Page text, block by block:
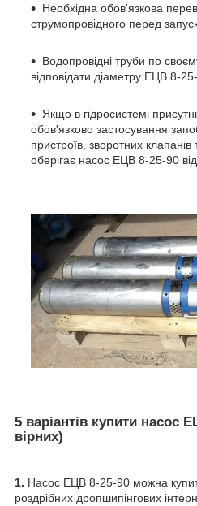
Необхідна обов'язкова
струмопровідного перед
Водопровідні труби по
відповідати діаметру ЕЦВ 8-
Якщо в гідросистемі
обов'язково застосування
пристроїв, зворотних клапанів
оберігає насос ЕЦВ 8-25-90
5 варіантів купити насос
вірних)
1. Насос ЕЦВ 8-25-90 можна
роздрібних дропшипінгових